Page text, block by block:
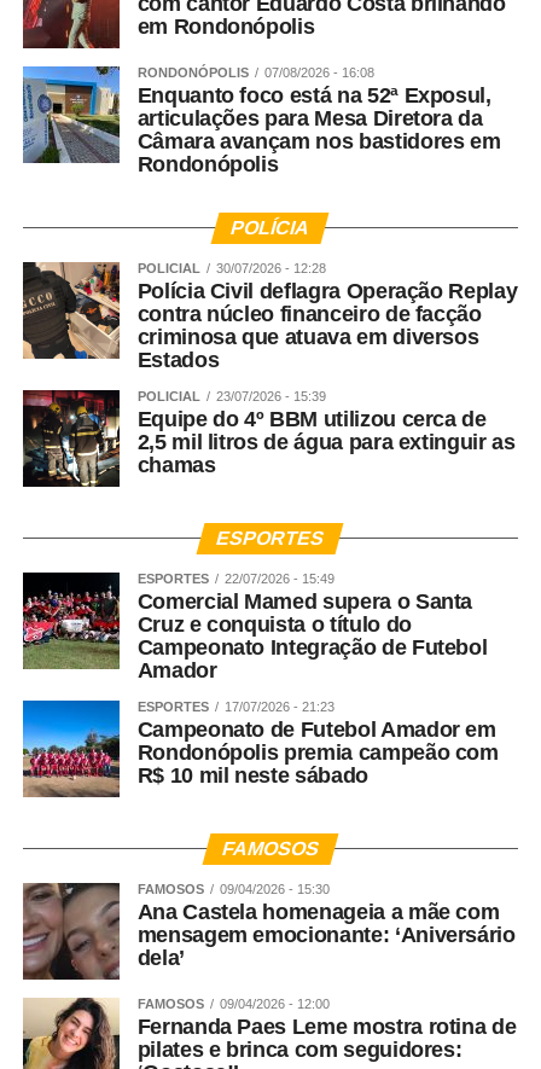
em Rondonópolis
RONDONÓPOLIS 07/08/2026 - 16:08
Enquanto foco está na 52ª Exposul,
articulações para Mesa Diretora da
Câmara avançam nos bastidores em
Rondonópolis
POLÍCIA
POLICIAL 30/07/2026 - 12:28
Polícia Civil deflagra Operação Replay
contra núcleo financeiro de facção
criminosa que atuava em diversos
Estados
POLICIAL 23/07/2026 - 15:39
Equipe do 4º BBM utilizou cerca de
2,5 mil litros de água para extinguir as
chamas
ESPORTES
ESPORTES 22/07/2026 - 15:49
Comercial Mamed supera o Santa
Cruz e conquista o título do
Campeonato Integração de Futebol
Amador
ESPORTES 17/07/2026 - 21:23
Campeonato de Futebol Amador em
Rondonópolis premia campeão com
R$ 10 mil neste sábado
FAMOSOS
FAMOSOS 09/04/2026 - 15:30
Ana Castela homenageia a mãe com
mensagem emocionante: ‘Aniversário
dela’
FAMOSOS 09/04/2026 - 12:00
Fernanda Paes Leme mostra rotina de
pilates e brinca com seguidores: